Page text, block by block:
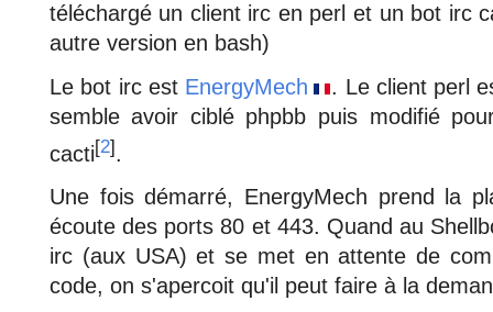
téléchargé un client irc en perl et un bot irc
autre version en bash)
Le bot irc est EnergyMech
. Le client perl
semble avoir ciblé phpbb puis modifié
cacti[2]
Une fois démarré, EnergyMech prend la
écoute des ports 80 et 443. Quand au
irc (aux USA) et se met en attente de
code, on s'apercoit qu'il peut faire à la